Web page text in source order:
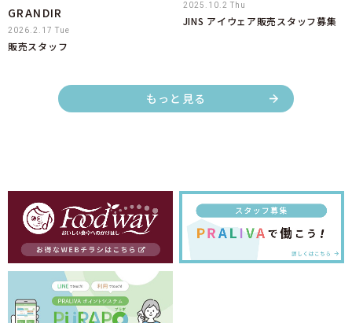
GRANDIR
2026.2.17 Tue
販売スタッフ
2025.10.2 Thu
JINS アイウェア販売スタッフ募集
もっと見る